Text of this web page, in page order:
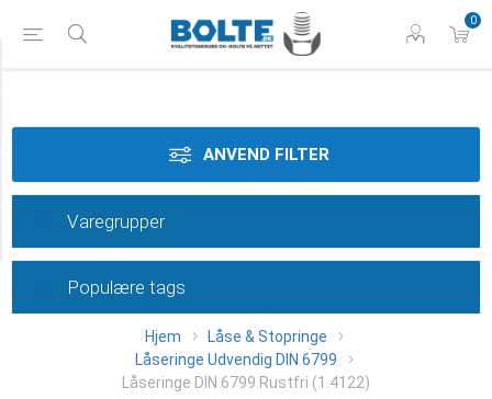
0
Hjem
Låse & Stopringe
Låseringe Udvendig DIN 6799
Låseringe DIN 6799 Rustfri (1.4122)
ANVEND FILTER
Category
Varegrupper
Populære tags